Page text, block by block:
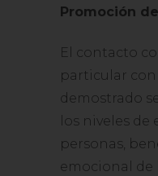
Promoción
El contacto
particular con
demostrado
los niveles de
personas,
emocional de